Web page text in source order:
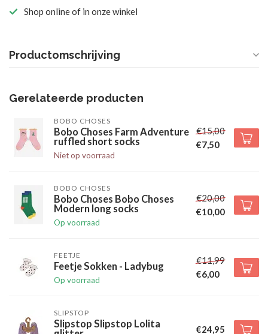
Shop online of in onze winkel
Productomschrijving
Gerelateerde producten
BOBO CHOSES
Bobo Choses Farm Adventure
ruffled short socks
Niet op voorraad
€15,00
€7,50
BOBO CHOSES
Bobo Choses Bobo Choses
Modern long socks
Op voorraad
€20,00
€10,00
FEETJE
Feetje Sokken - Ladybug
Op voorraad
€11,99
€6,00
SLIPSTOP
Slipstop Slipstop Lolita
€24,95